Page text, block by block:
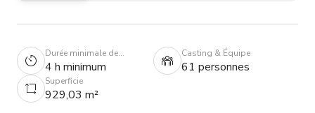
Durée minimale de
réservation
4 h minimum
Casting & Équipe
61 personnes
Superficie
929,03 m²